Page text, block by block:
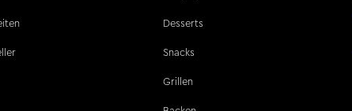
Desserts
Snacks
Grillen